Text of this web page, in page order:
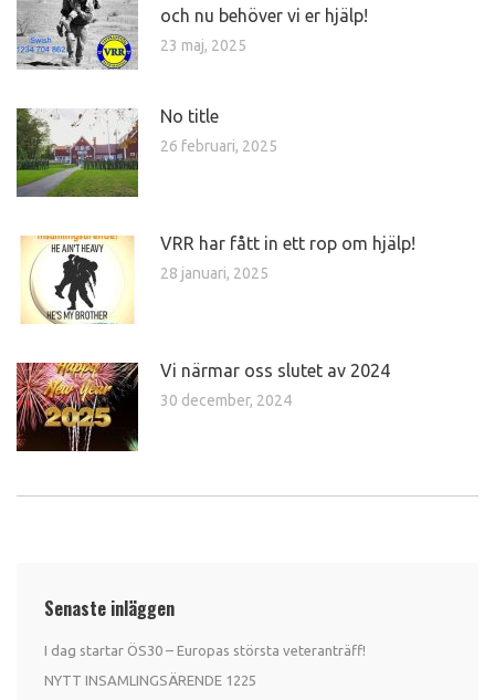
och nu behöver vi er hjälp!
23 maj, 2025
No title
26 februari, 2025
VRR har fått in ett rop om hjälp!
28 januari, 2025
Vi närmar oss slutet av 2024
30 december, 2024
Senaste inläggen
I dag startar ÖS30 – Europas största veteranträff!
NYTT INSAMLINGSÄRENDE 1225